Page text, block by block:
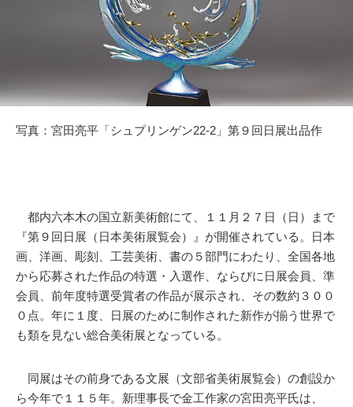
写真：宮田亮平「シュプリンゲン22-2」第９回日展出品作
都内六本木の国立新美術館にて、１１月２７日（日）まで
『第９回日展（日本美術展覧会）』が開催されている。日本
画、洋画、彫刻、工芸美術、書の５部門にわたり、全国各地
から応募された作品の特選・入選作、ならびに日展会員、準
会員、前年度特選受賞者の作品が展示され、その数約３００
０点。年に１度、日展のために制作された新作が揃う世界で
も類を見ない総合美術展となっている。
同展はその前身である文展（文部省美術展覧会）の創設か
ら今年で１１５年。新理事長で金工作家の宮田亮平氏は、